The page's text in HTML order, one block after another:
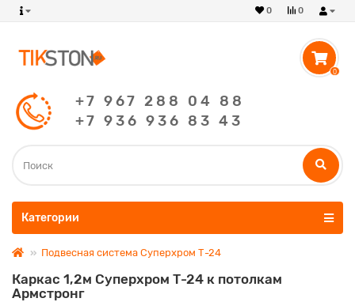
0
0
0
+7 967 288 04 88
+7 936 936 83 43
Категории
Подвесная система Суперхром Т-24
Каркас 1,2м Суперхром Т-24 к потолкам
Армстронг